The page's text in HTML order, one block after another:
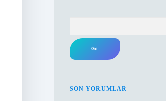
SON YORUMLAR